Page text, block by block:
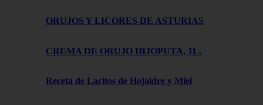
ORUJOS Y LICORES DE ASTURIAS
CREMA DE ORUJO HIJOPUTA, 1L.
Receta de Lacitos de Hojaldre y Miel